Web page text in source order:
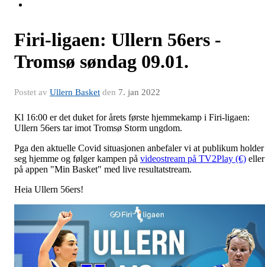
Firi-ligaen: Ullern 56ers -
Tromsø søndag 09.01.
Postet av Ullern Basket den 7. jan 2022
Kl 16:00 er det duket for årets første hjemmekamp i Firi-ligaen:
Ullern 56ers tar imot Tromsø Storm ungdom.
Pga den aktuelle Covid situasjonen anbefaler vi at publikum holder
seg hjemme og følger kampen på videostream på TV2Play (€) eller
på appen "Min Basket" med live resultatstream.
Heia Ullern 56ers!